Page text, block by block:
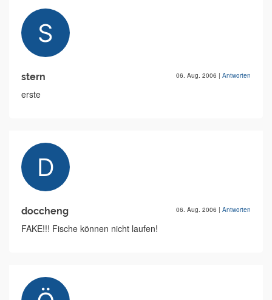
stern 06. Aug. 2006 | Antworten
erste
doccheng 06. Aug. 2006 | Antworten
FAKE!!! Fische können nicht laufen!